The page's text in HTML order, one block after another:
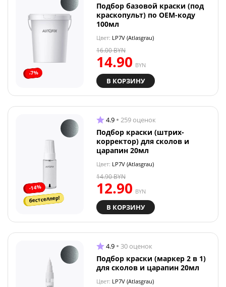
-7%
Подбор базовой краски (под
краскопульт) по OEM-коду
100мл
Цвет: LP7V (Atlasgrau)
14.90 BYN
16.00BYN
В КОРЗИНУ
-14%
бестселлер!
4.9 259 оценок
Подбор краски (штрих-
корректор) для сколов и
царапин 20мл
Цвет: LP7V (Atlasgrau)
12.90 BYN
14.90BYN
В КОРЗИНУ
4.9 30 оценок
Подбор краски (маркер 2 в 1)
для сколов и царапин 20мл
Цвет: LP7V (Atlasgrau)